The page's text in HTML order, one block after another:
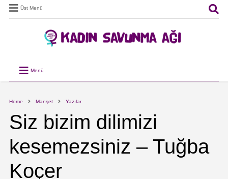
Üst Menü
Menü
Home Manşet Yazılar
Siz bizim dilimizi
kesemezsiniz – Tuğba
Koçer